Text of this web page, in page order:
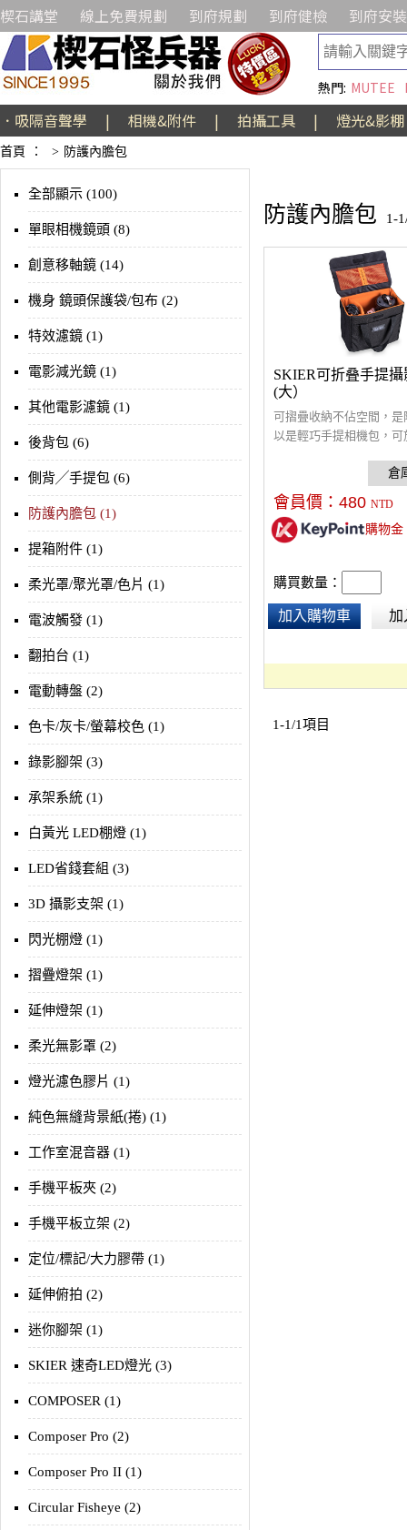
楔石講堂 線上免費規劃 到府規劃 到府健檢 到府安裝
熱門: MUTEE
．吸隔音聲學 | 相機&附件 | 拍攝工具 | 燈光&影棚
首頁 ： > 防護內膽包
全部顯示 (100)
單眼相機鏡頭 (8)
創意移軸鏡 (14)
機身 鏡頭保護袋/包布 (2)
特效濾鏡 (1)
電影減光鏡 (1)
其他電影濾鏡 (1)
後背包 (6)
側背╱手提包 (6)
防護內膽包 (1)
提箱附件 (1)
柔光罩/聚光罩/色片 (1)
電波觸發 (1)
翻拍台 (1)
電動轉盤 (2)
色卡/灰卡/螢幕校色 (1)
錄影腳架 (3)
承架系統 (1)
白黃光 LED棚燈 (1)
LED省錢套組 (3)
3D 攝影支架 (1)
閃光棚燈 (1)
摺疊燈架 (1)
延伸燈架 (1)
柔光無影罩 (2)
燈光濾色膠片 (1)
純色無縫背景紙(捲) (1)
工作室混音器 (1)
手機平板夾 (2)
手機平板立架 (2)
定位/標記/大力膠帶 (1)
延伸俯拍 (2)
迷你腳架 (1)
SKIER 速奇LED燈光 (3)
COMPOSER (1)
Composer Pro (2)
Composer Pro II (1)
Circular Fisheye (2)
防護內膽包 1-
SKIER可折叠手提攝
(大）
可摺疊收納不佔空間，是
以是輕巧手提相機包，可
蓋、泡棉厚保護性佳，
記憶卡電池等小物，前
電器等配件，外尺寸:
205 mm，內尺寸: 245 x
會員價： 480 NTD
購物金
購買數量：
加入購物車 加
1-1/1項目